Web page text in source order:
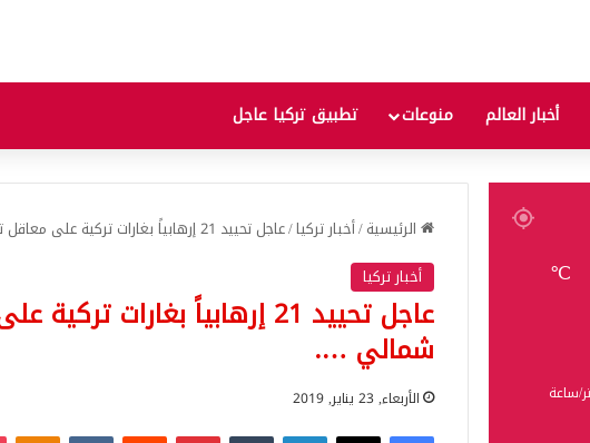
أخبار العالم منوعات تطبيق تركيا عاجل
الرئيسية/أخبار تركيا/عاجل تحييد 21 إرهابياً بغارات تركية على معاقل تنظيم “بي كا كا” شمالي ….
أخبار تركيا
عاجل تحييد 21 إرهابياً
شمالي ….
الأربعاء, 23 يناير, 2019
فيسبوك‫X لينكدإن بينتيريست
℃